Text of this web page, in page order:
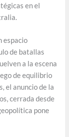
en el
espacio
de batallas
a la escena
de equilibrio
el anuncio de la
cerrada desde
pone